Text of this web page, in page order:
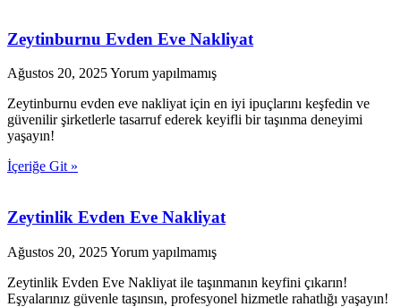
Zeytinburnu Evden Eve Nakliyat
Ağustos 20, 2025Yorum yapılmamış
Zeytinburnu evden eve nakliyat için en iyi ipuçlarını keşfedin ve
güvenilir şirketlerle tasarruf ederek keyifli bir taşınma deneyimi
yaşayın!
İçeriğe Git »
Zeytinlik Evden Eve Nakliyat
Ağustos 20, 2025Yorum yapılmamış
Zeytinlik Evden Eve Nakliyat ile taşınmanın keyfini çıkarın!
Eşyalarınız güvenle taşınsın, profesyonel hizmetle rahatlığı yaşayın!